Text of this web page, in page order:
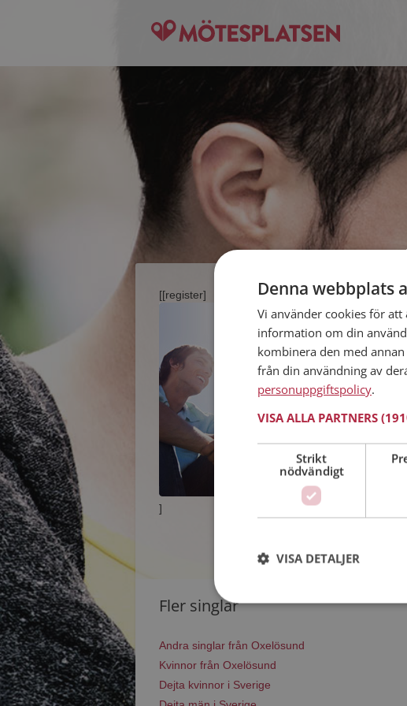
[[register]
]
Fler singlar
Andra singlar från Oxelösund
Kvinnor från Oxelösund
Dejta kvinnor i Sverige
Denna webbplats
Vi använder cookies för
information om din
kombinera den med
från din användning av
personuppgiftspolicy.
VISA ALLA PARTNERS
Strikt
nödvändigt
VISA DETALJER